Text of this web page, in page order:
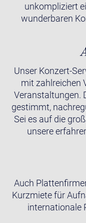
unkompliziert
wunderbaren
Unser Konzert-
mit zahlreichen
Veranstaltungen.
gestimmt,
Sei es auf die
unsere
Auch
Kurzmiete für
internationale